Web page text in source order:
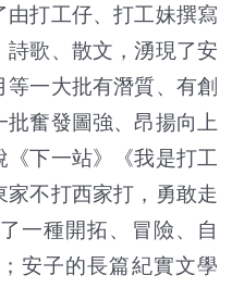
打工仔、打工妹撰寫
詩歌、散文，湧現了安
一大批有潛質、有創
奮發圖強、昂揚向上
下一站》《我是打工
不打西家打，勇敢走
一種開拓、冒險、自
安子的長篇紀實文學